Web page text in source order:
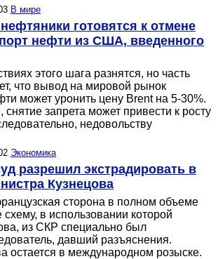
В мире
готовятся к отмене
нефти из США, введенного
этого шага разнятся, но часть
что вывод на мировой рынок
может уронить цену Brent на 5-30%.
запрета может привести к росту
недовольству
Экономика
разрешил экстрадировать в
Кузнецова
сторона в полном объеме
в использовании которой
из СКР специально был
давший разъяснения.
остается в международном розыске.